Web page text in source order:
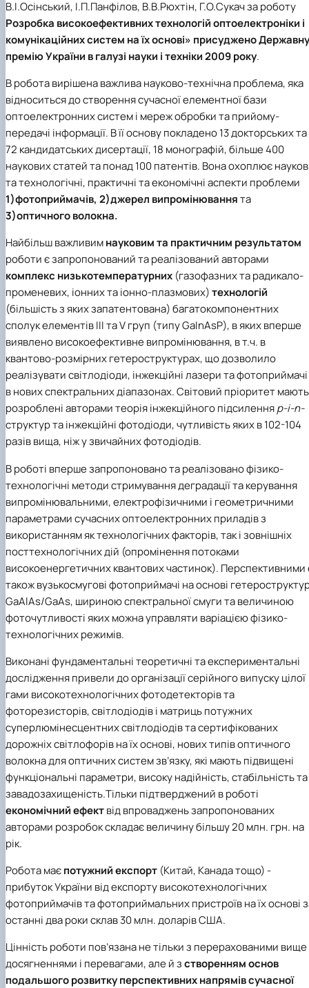
Іноземні мови
Працевлаштування
Їдальні та буфети
Студентські квитки
Центр вивчення мов
Психологічна підтримка
Інклюзивне середовище
Рада молодих вчених
Наукові школи
Стартап школа НУБіП України
Методичні рекомендації, пам'ятки
Форми документів
Патентно-ліцензійна діяльність
ЦКНО «Агропромисловий комплекс, лісове і
садово-паркове господарство, ветеринарна
медицина»
Обладнання НУБіП України
Біоетична комісія
Наукові видання
Досліднику та автору
Звіт про проведення НТЗ
Наукові журнали НУБіП України (English)
Пам'ятка про проведення науково-
Порядок планування та організації
проведення НТЗ
Результати науково-технічних заходів
Монографії
Наука для бізнесу
Каталог наукових послуг
«SEB-2025»
Наглядова рада
Рада роботодавців
Благодійний фонд «Голосіївська ініціатива
2020»
Історія університету
Видатні випускники та працівники
Звіт ректора
Пам'яті захисників України
Пресслужба
Університетський кур'єр
Вибори ректора
Програма розвитку університету
ініціатива – 2025»
Доступ до публічної інформації
Державні закупівлі
Офіційна символіка
Антикорупційні заходи
виявлення корупції
Положення про антикорупційного
уповноваженого НУБіП України
Національні нормативно-правові акти
Нормативно-правові акти НУБіП України
Інформаційні ресурси НАЗК
Методичні роз’яснення НАЗК
Антикорупційні заходи
Контактна інформація
В.І.Осінський, І.П.Панфілов, В.В.Рюхтін, Г.О.Сукач за роботу
Розробка високоефективних технологій оптоелектроніки і
комунікаційних систем на їх основі» присуджено Державну
преміюУкраїни в галузі науки і техніки 2009 року.
В робота вирішена важлива науково-технічна проблема, яка
відноситься до створення сучасної елементної бази
оптоелектронних систем і мереж обробки та прийому-
передачі інформації. В її основу покладено 13 докторських та
72 кандидатських дисертації, 18 монографій, більше 400
наукових статей та понад 100 патентів. Вона охоплює
та технологічні, практичні та економічні аспекти проблеми
1)фотоприймачів, 2)джерел випромінюваннята
3)оптичного волокна.
Найбільш важливимнауковим та практичним результатом
роботи є запропонований та реалізований авторами
комплекс низькотемпературних (газофазних та радикало-
променевих, іонних та іонно-плазмових)технологій
(більшість з яких запатентована) багатокомпонентних
сполук елементів III та V груп (типу GaInAsP), в яких вперше
виявлено високоефективне випромінювання, в т.ч. в
квантово-розмірних гетероструктурах, що дозволило
реалізувати світлодіоди, інжекційні лазери та фотоприймачі
в нових спектральних діапазонах. Світовий пріоритет мають
розроблені авторами теорія інжекційного підсиленняp-i-n-
структур та інжекційні фотодіоди, чутливість яких в 102-104
разів вища, ніж у звичайних фотодіодів.
В роботі вперше запропоновано та реалізовано фізико-
технологічні методи стримування деградації та керування
випромінювальними, електрофізичними і геометричними
параметрами сучасних оптоелектронних приладів з
використанням як технологічних факторів, так і зовнішніх
посттехнологічних дій (опромінення потоками
високоенергетичних квантових частинок). Перспективними
також вузькосмугові фотоприймачі на основі
GaAlAs/GaAs, шириною спектральної смуги та величиною
фоточутливості яких можна управляти варіацією фізико-
технологічних режимів.
Виконані фундаментальні теоретичні та експериментальні
дослідження привели до організації серійного випуску цілої
гами високотехнологічних фотодетекторів та
фоторезисторів, світлодіодів і матриць потужних
суперлюмінесцентних світлодіодів та сертифікованих
дорожніх світлофорів на їх основі, нових типів оптичного
волокна для оптичних систем зв’язку, які мають підвищені
функціональні параметри, високу надійність, стабільність та
завадозахищеність.Тільки підтверджений в роботі
економічний ефектвід впроваджень запропонованих
авторами розробок складає величину більшу 20 млн. грн. на
рік.
Робота маєпотужний експорт (Китай, Канада тощо) -
прибуток України від експорту високотехнологічних
фотоприймачів та фотоприймальних пристроїв на їх основі
останні два роки склав 30 млн. доларів США.
Цінність роботи пов’язана не тільки з перерахованими вище
досягненнями і перевагами, але й зстворенням основ
подальшого розвитку перспективних напрямів сучасної